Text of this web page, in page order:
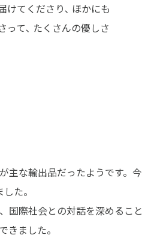
けてくださり､ ほかにも
って､ たくさんの優しさ
主な輸出品だったようです。今
た。
国際社会との対話を深めること
ました。